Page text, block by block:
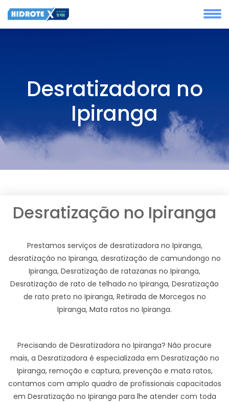
Desratizadora no
Ipiranga
Desratização no Ipiranga
Prestamos serviços de desratizadora no Ipiranga,
desratização no Ipiranga, desratização de camundongo no
Ipiranga, Desratização de ratazanas no Ipiranga,
Desratização de rato de telhado no Ipiranga, Desratização
de rato preto no Ipiranga, Retirada de Morcegos no
Ipiranga, Mata ratos no Ipiranga.
Precisando de Desratizadora no Ipiranga? Não procure
mais, a Desratizadora é especializada em Desratização no
Ipiranga, remoção e captura, prevenção e mata ratos,
contamos com amplo quadro de profissionais capacitados
em Desratização no Ipiranga para lhe atender com toda